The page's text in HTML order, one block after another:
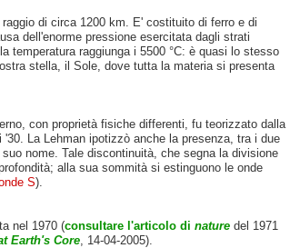
di circa 1200 km. E' costituito di ferro e di
dell'enorme pressione esercitata dagli strati
temperatura raggiunga i 5500 °C: è quasi lo stesso
stella, il Sole, dove tutta la materia si presenta
con proprietà fisiche differenti, fu teorizzato dalla
La Lehman ipotizzò anche la presenza, tra i due
nome. Talediscontinuità, che segna la divisione
alla sua sommità si estinguono le onde
S).
nel 1970 (consultare l'articolo di naturedel 1971
Earth's Core, 14-04-2005).